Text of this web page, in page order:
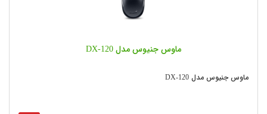
ماوس جنیوس مدل DX-120
ماوس جنیوس مدل DX-120